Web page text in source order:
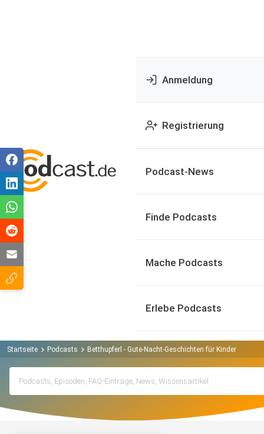
Anmeldung
Registrierung
Podcast-News
Finde Podcasts
Mache Podcasts
Erlebe Podcasts
Startseite Podcasts Betthupferl - Gute-Nacht-Geschichten für Kinder Podcast